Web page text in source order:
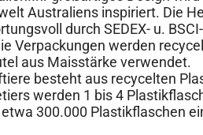
Australiens inspiriert. Die
durch SEDEX- u.
Verpackungen werden
aus Maisstärke verwendet.
besteht aus recycelten
werden 1 bis 4
300.000 Plastikflaschen